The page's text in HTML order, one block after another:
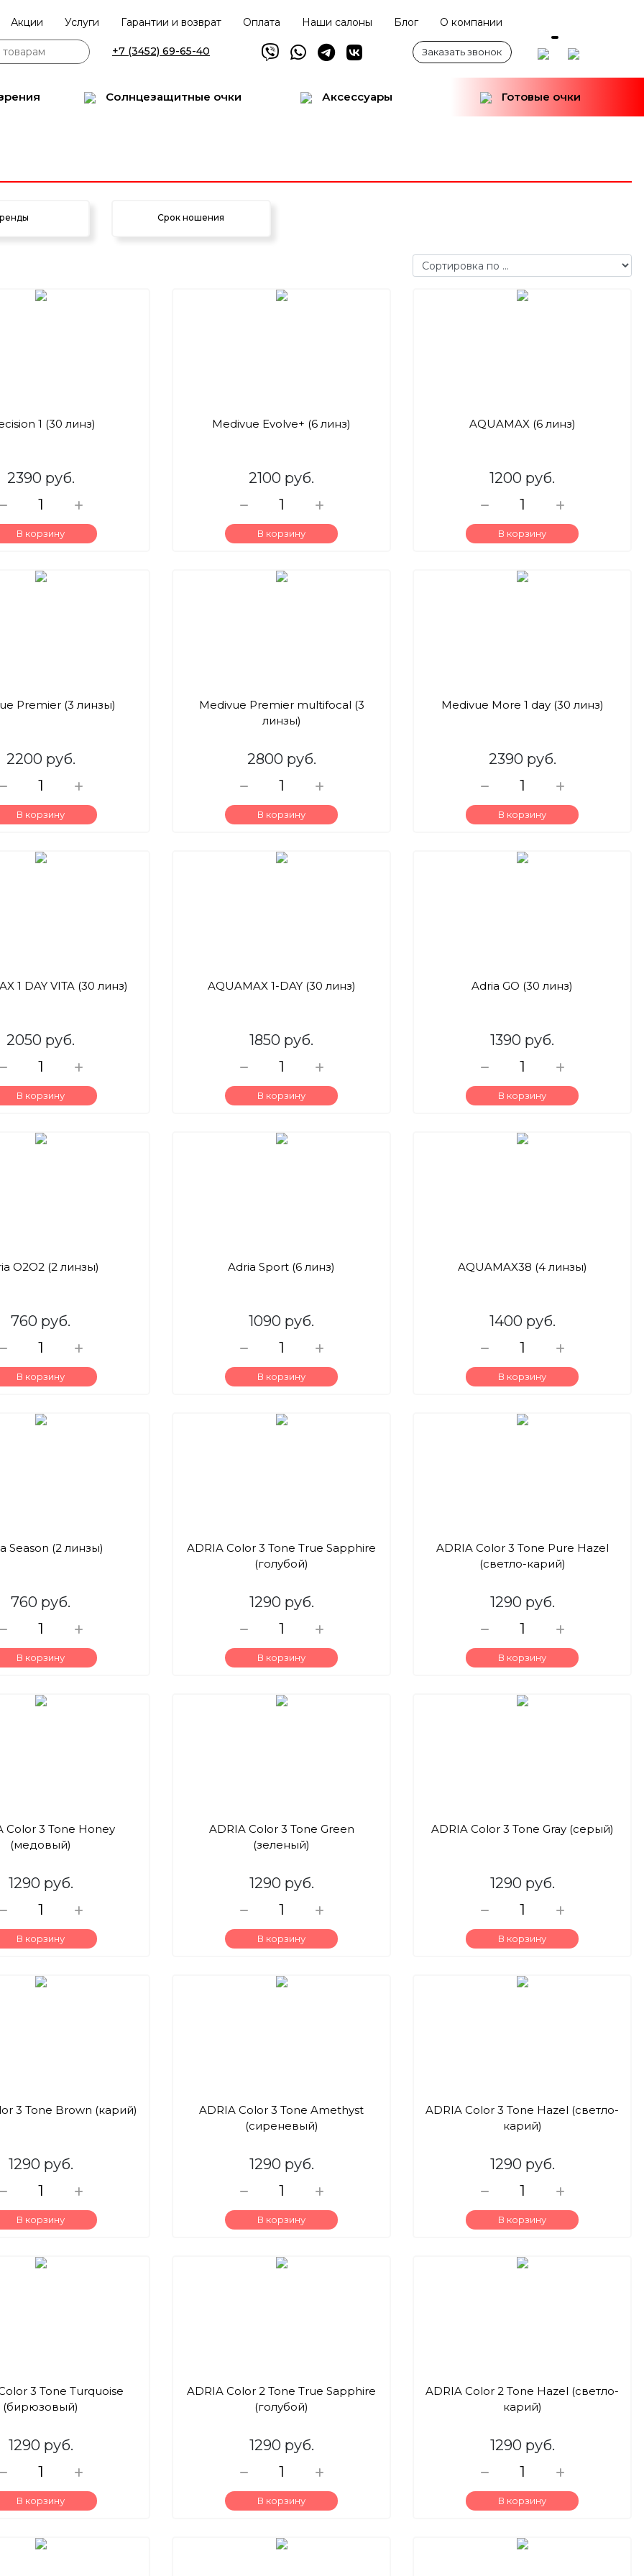
Акции Услуги Гарантии и возврат Оплата Наши салоны Блог О компании
+7 (3452) 69-65-40 Заказать звонок
Солнцезащитные очки Аксессуары Готовые очки
Срок ношения
1 (30 линз)
2390 руб.
В корзину
Medivue Evolve+ (6 линз)
2100 руб.
В корзину
AQUAMAX (6 линз)
1200 руб.
В корзину
Premier (3 линзы)
2200 руб.
В корзину
Medivue Premier multifocal (3
линзы)
2800 руб.
В корзину
Medivue More 1 day (30 линз)
2390 руб.
В корзину
1 DAY VITA (30 линз)
2050 руб.
В корзину
AQUAMAX 1-DAY (30 линз)
1850 руб.
В корзину
Adria GO (30 линз)
1390 руб.
В корзину
O2O2 (2 линзы)
760 руб.
В корзину
Adria Sport (6 линз)
1090 руб.
В корзину
AQUAMAX38 (4 линзы)
1400 руб.
В корзину
Season (2 линзы)
760 руб.
В корзину
ADRIA Color 3 Tone True Sapphire
(голубой)
1290 руб.
В корзину
ADRIA Color 3 Tone Pure Hazel
(светло-карий)
1290 руб.
В корзину
Color 3 Tone Honey
(медовый)
1290 руб.
В корзину
ADRIA Color 3 Tone Green
(зеленый)
1290 руб.
В корзину
ADRIA Color 3 Tone Gray (серый)
1290 руб.
В корзину
3 Tone Brown (карий)
1290 руб.
В корзину
ADRIA Color 3 Tone Amethyst
(сиреневый)
1290 руб.
В корзину
ADRIA Color 3 Tone Hazel (светло-
карий)
1290 руб.
В корзину
3 Tone Turquoise
(бирюзовый)
1290 руб.
В корзину
ADRIA Color 2 Tone True Sapphire
(голубой)
1290 руб.
В корзину
ADRIA Color 2 Tone Hazel (светло-
карий)
1290 руб.
В корзину